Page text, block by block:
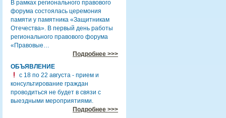
В рамках регионального правового
форума состоялась церемония
памяти у памятника «Защитникам
Отечества». В первый день работы
регионального правового форума
«Правовые…
Подробнее >>>
ОБЪЯВЛЕНИЕ
с 18 по 22 августа - прием и
консультирование граждан
проводиться не будет в связи с
выездными мероприятиями.
Подробнее >>>